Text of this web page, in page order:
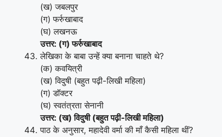
(ख) जबलपुर
(ग) फर्रुखाबाद
(घ) लखनऊ
उत्तर: (ग) फर्रुखाबाद
लेखिका के बाबा उन्हें क्या बनाना चाहते थे?
(क) कवयित्री
(ख) विदुषी (बहुत पढ़ी-लिखी महिला)
(ग) डॉक्टर
(घ) स्वतंत्रता सेनानी
उत्तर: (ख) विदुषी (बहुत पढ़ी-लिखी महिला)
पाठ के अनुसार, महादेवी वर्मा की माँ कैसी महिला थीं?